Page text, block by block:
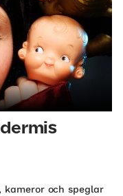
kameror och speglar